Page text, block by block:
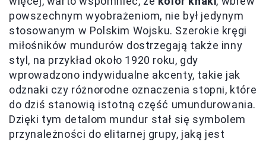
powszechnym wyobrażeniom, nie był jedynym
stosowanym w Polskim Wojsku. Szerokie kręgi
miłośników mundurów dostrzegają także inny
styl, na przykład około 1920 roku, gdy
wprowadzono indywidualne akcenty, takie jak
odznaki czy różnorodne oznaczenia stopni, które
do dziś stanowią istotną część umundurowania.
Dzięki tym detalom mundur stał się symbolem
przynależności do elitarnej grupy, jaką jest